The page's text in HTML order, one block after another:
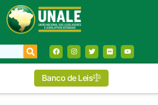
Banco de Leis